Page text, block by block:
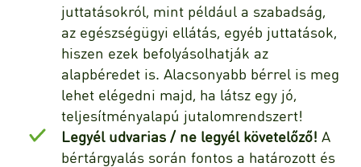
juttatásokról, mint például a szabadság,
az egészségügyi ellátás, egyéb juttatások,
hiszen ezek befolyásolhatják az
alapbéredet is. Alacsonyabb bérrel is meg
lehet elégedni majd, ha látsz egy jó,
teljesítményalapú jutalomrendszert!
Legyél udvarias / ne legyél követelőző! A
bértárgyalás során fontos a határozott és